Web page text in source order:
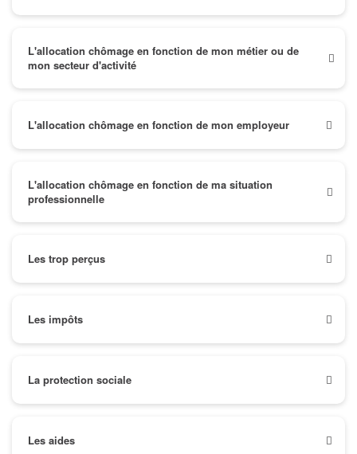
L'allocation chômage en fonction de mon métier ou de
mon secteur d'activité
L'allocation chômage en fonction de mon employeur
L'allocation chômage en fonction de ma situation
professionnelle
Les trop perçus
Les impôts
La protection sociale
Les aides